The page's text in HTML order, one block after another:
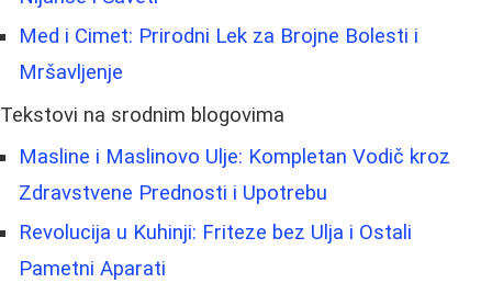
Med i Cimet: Prirodni Lek za Brojne Bolesti i
Mršavljenje
Tekstovi na srodnim blogovima
Masline i Maslinovo Ulje: Kompletan Vodič kroz
Zdravstvene Prednosti i Upotrebu
Revolucija u Kuhinji: Friteze bez Ulja i Ostali
Pametni Aparati